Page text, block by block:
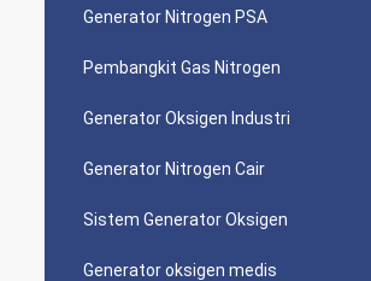
Generator Nitrogen PSA
Pembangkit Gas Nitrogen
Generator Oksigen Industri
Generator Nitrogen Cair
Sistem Generator Oksigen
Generator oksigen medis